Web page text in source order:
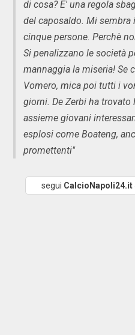
di cosa? E' una regola
del caposaldo. Mi sembra
cinque persone. Perchè
Si penalizzano le società
mannaggia la miseria! Se
Vomero, mica poi tutti i
giorni. De Zerbi ha trovato
assieme giovani
esplosi come Boateng,
promettenti"
segui CalcioNapoli24.it